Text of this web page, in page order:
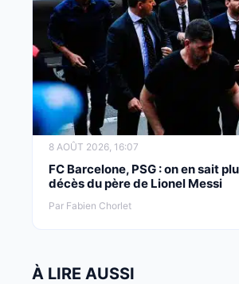
8 AOÛT 2026, 16:07
FC Barcelone, PSG : on en sait
décès du père de Lionel Messi
Par Fabien Chorlet
À LIRE AUSSI